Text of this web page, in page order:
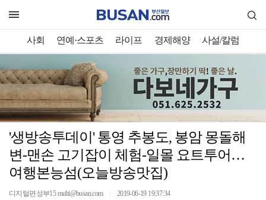
사회 연예·스포츠 라이프 경제해양 사설/칼럼
'생방송투데이' 통영 추봉도, 봉암 몽돌해
변-맨손 고기잡이 체험-일몰 요트투어…
여행본능섬(오늘방송맛집)
디지털편성부15 multi@busan.com 2019-06-19 19:37:34